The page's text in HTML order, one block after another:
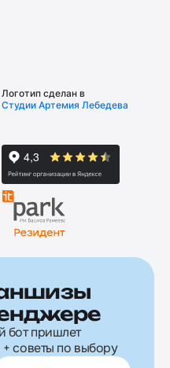
Логотип сделан в
Студии Артемия Лебедева
бот пришлет
советы по выбору